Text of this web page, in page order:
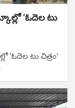
‘ఓదెల టు
టు చిత్రం’